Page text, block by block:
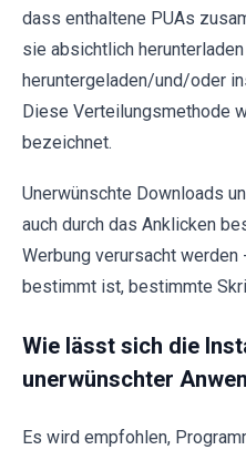
dass enthaltene PUAs
sie absichtlich
heruntergeladen/und/oder
Diese Verteilungsmethode
bezeichnet.
Unerwünschte Downloads
auch durch das Anklicken
Werbung verursacht werden
bestimmt ist, bestimmte
Wie lässt sich die
unerwünschter
Es wird empfohlen,